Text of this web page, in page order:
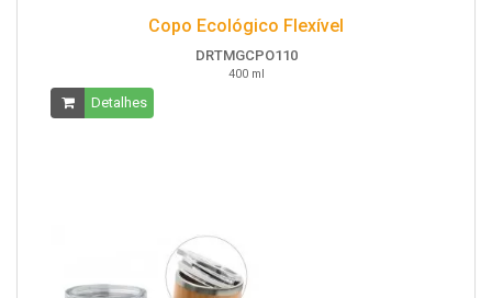
Copo Ecológico Flexível
DRTMGCPO110
400 ml
Detalhes